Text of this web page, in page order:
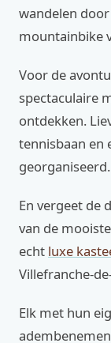
wandelen
mountainbike
Voor de
spectaculaire
ontdekken.
tennisbaan en
georganiseerd.
En vergeet de
van de
echt luxe
Villefranche-
Elk met hun